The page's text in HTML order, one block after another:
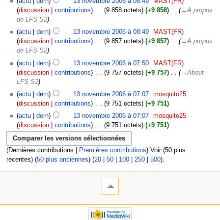
discussion
contributions 9 858 octets +9 858 ‎
→‎A propos
de LFS S2
actu
dern 13 novembre 2006 à 08:49
MAST(FR)
discussion
contributions 9 857 octets +9 857 ‎
→‎A propos
de LFS S2
actu
dern 13 novembre 2006 à 07:50
MAST(FR)
discussion
contributions 9 757 octets +9 757 ‎
→‎About
LFS S2
actu
dern 13 novembre 2006 à 07:07
mosquito25
discussion
contributions 9 751 octets
+9 751
actu
dern 13 novembre 2006 à 07:07
mosquito25
discussion
contributions 9 751 octets +9 751
(Dernières contributions | Premières contributions) Voir (50 plus
récentes) (50 plus anciennes) (20| 50| 100| 250| 500).